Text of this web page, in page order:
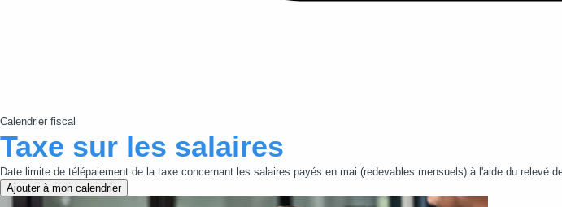
Calendrier fiscal
Taxe sur les salaires
Date limite de télépaiement de la taxe concernant les salaires payés en mai (redevables mensuels) à l'aide du relevé
Ajouter à mon calendrier